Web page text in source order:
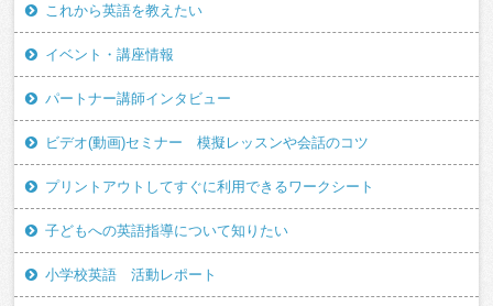
これから英語を教えたい
イベント・講座情報
パートナー講師インタビュー
ビデオ(動画)セミナー 模擬レッスンや会話のコツ
プリントアウトしてすぐに利用できるワークシート
子どもへの英語指導について知りたい
小学校英語 活動レポート